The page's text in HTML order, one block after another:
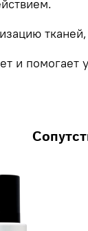
и помогает